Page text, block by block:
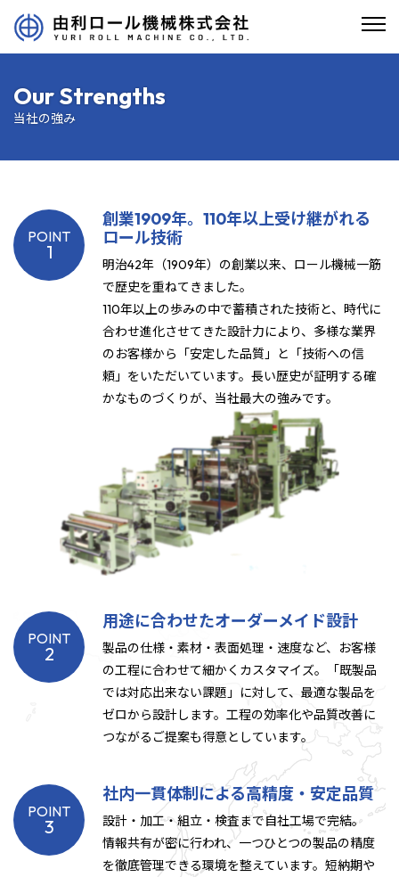
Our Strengths
当社の強み
POINT
1
創業1909年。110年以上受け継がれる
ロール技術
明治42年（1909年）の創業以来、ロール機械一筋
で歴史を重ねてきました。
110年以上の歩みの中で蓄積された技術と、時代に
合わせ進化させてきた設計力により、多様な業界
のお客様から「安定した品質」と「技術への信
頼」をいただいています。長い歴史が証明する確
かなものづくりが、当社最大の強みです。
POINT
2
用途に合わせたオーダーメイド設計
製品の仕様・素材・表面処理・速度など、お客様
の工程に合わせて細かくカスタマイズ。「既製品
では対応出来ない課題」に対して、最適な製品を
ゼロから設計します。工程の効率化や品質改善に
つながるご提案も得意としています。
POINT
3
社内一貫体制による高精度・安定品質
設計・加工・組立・検査まで自社工場で完結。
情報共有が密に行われ、一つひとつの製品の精度
を徹底管理できる環境を整えています。短納期や